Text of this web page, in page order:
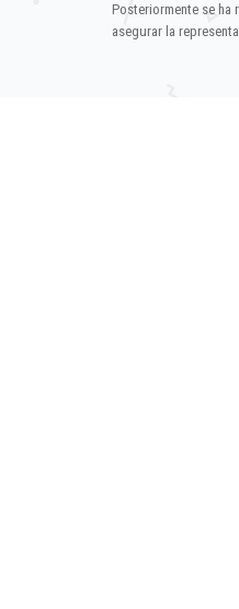
Posteriormente se ha
asegurar la